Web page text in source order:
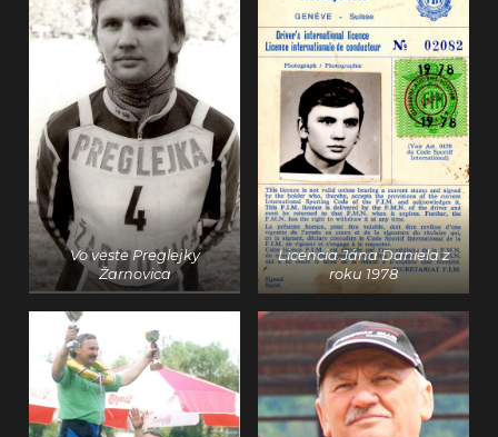
Vo veste Preglejky
Žarnovica
Licencia Jána Daniela z
roku 1978